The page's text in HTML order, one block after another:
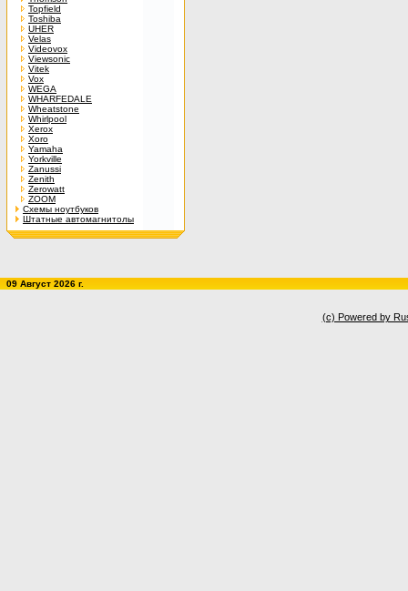
Topfield
Toshiba
UHER
Velas
Videovox
Viewsonic
Vitek
Vox
WEGA
WHARFEDALE
Wheatstone
Whirlpool
Xerox
Xoro
Yamaha
Yorkville
Zanussi
Zenith
Zerowatt
ZOOM
Схемы ноутбуков
Штатные автомагнитолы
09 Август 2026 г.
(c) Powered by